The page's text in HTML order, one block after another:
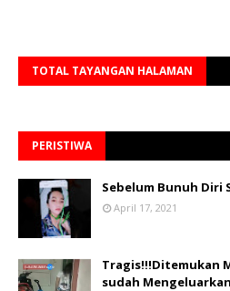
TOTAL TAYANGAN HALAMAN
PERISTIWA
Sebelum Bunuh Diri
April 17, 2021
Tragis!!!Ditemukan
sudah